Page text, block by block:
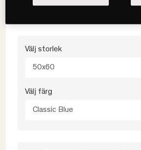
• Två färger
Välj storlek
50x60
Välj färg
Classic Blue